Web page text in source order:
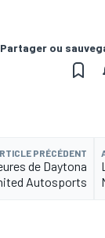
Partager ou
PRÉCÉDENT
de Daytona
Autosports